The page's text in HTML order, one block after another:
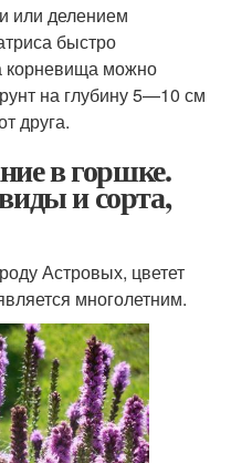
или делением
быстро
корневища можно
на глубину 5—10 см
друга.
в горшке.
и сорта,
Астровых, цветет
многолетним.